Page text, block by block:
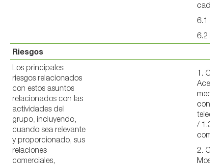
6.1
6.2
Riesgos
Los principales
riesgos relacionados
con estos asuntos
relacionados con las
actividades del
grupo, incluyendo,
cuando sea relevante
y proporcionado, sus
relaciones
comerciales,
1.
/ 1.3
2.